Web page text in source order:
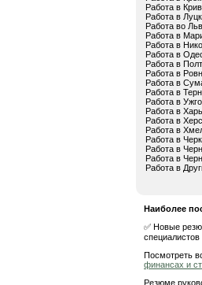
Работа в
Работа в
Работа во
Работа в
Работа в
Работа в
Работа в
Работа в
Работа в
Работа в
Работа в
Работа в
Работа в
Работа в
Работа в
Работа в
Работа в
Работа в
Наиболее
✅ Новые
специалистов
Посмотреть
финансах и
Резюме